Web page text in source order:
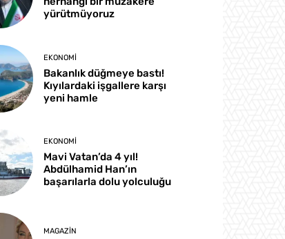
yürütmüyoruz
EKONOMI
Bakanlık düğmeye bastı!
Kıyılardaki işgallere karşı
yeni hamle
EKONOMI
Mavi Vatan’da 4 yıl!
Abdülhamid Han’ın
başarılarla dolu yolculuğu
MAGAZIN